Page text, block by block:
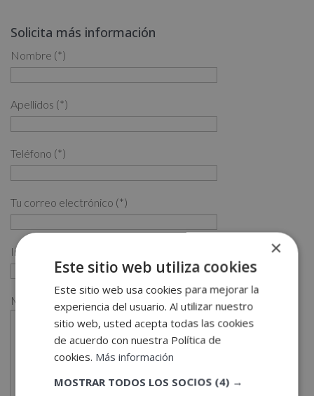
Solicita más información
Nombre (*)
Apellidos (*)
Teléfono (*)
Tu correo electrónico (*)
Indícanos en qué curso estás interesado (*)
Mensaje
×
Este sitio web utiliza cookies
Este sitio web usa cookies para mejorar la
experiencia del usuario. Al utilizar nuestro
sitio web, usted acepta todas las cookies
de acuerdo con nuestra Política de
cookies. Más información
MOSTRAR TODOS LOS SOCIOS (4) →